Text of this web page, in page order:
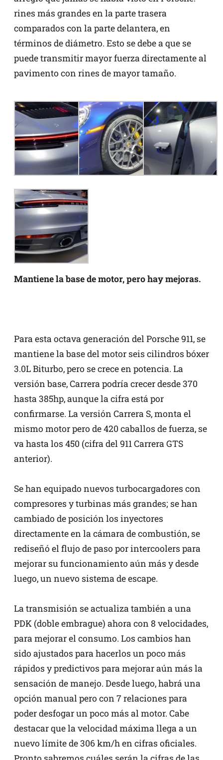
rines más grandes en la parte trasera
comparados con la parte delantera, en
términos de diámetro. Esto se debe a que se
puede transmitir mayor fuerza directamente al
pavimento con rines de mayor tamaño.
Mantiene la base de motor, pero hay mejoras.
Para esta octava generación del Porsche 911, se
mantiene la base del motor seis cilindros bóxer
3.0L Biturbo, pero se crece en potencia. La
versión base, Carrera podría crecer desde 370
hasta 385hp, aunque la cifra está por
confirmarse. La versión Carrera S, monta el
mismo motor pero de 420 caballos de fuerza, se
va hasta los 450 (cifra del 911 Carrera GTS
anterior).
Se han equipado nuevos turbocargadores con
compresores y turbinas más grandes; se han
cambiado de posición los inyectores
directamente en la cámara de combustión, se
rediseñó el flujo de paso por intercoolers para
mejorar su funcionamiento aún más y desde
luego, un nuevo sistema de escape.
La transmisión se actualiza también a una
PDK (doble embrague) ahora con 8 velocidades,
para mejorar el consumo. Los cambios han
sido ajustados para hacerlos un poco más
rápidos y predictivos para mejorar aún más la
sensación de manejo. Desde luego, habrá una
opción manual pero con 7 relaciones para
poder desfogar un poco más al motor. Cabe
destacar que la velocidad máxima llega a un
nuevo límite de 306 km/h en cifras oficiales.